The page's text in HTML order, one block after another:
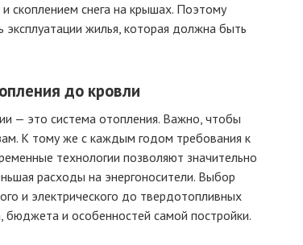
скоплением снега на крышах. Поэтому
жилья, которая должна быть
до кровли
— это система отопления. Важно, чтобы
К тому же с каждым годом требования к
технологии позволяют значительно
расходы на энергоносители. Выбор
и электрического до твердотопливных
бюджета и особенностей самой постройки.